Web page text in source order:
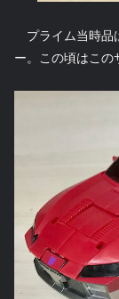
プライム当時品
ー。この頃はこの